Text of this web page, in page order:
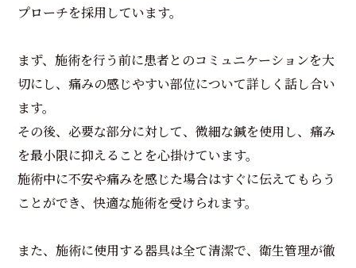
プローチを採用しています。
まず、施術を行う前に患者とのコミュニケーションを大
切にし、痛みの感じやすい部位について詳しく話し合い
ます。
その後、必要な部分に対して、微細な鍼を使用し、痛み
を最小限に抑えることを心掛けています。
施術中に不安や痛みを感じた場合はすぐに伝えてもらう
ことができ、快適な施術を受けられます。
また、施術に使用する器具は全て清潔で、衛生管理が徹